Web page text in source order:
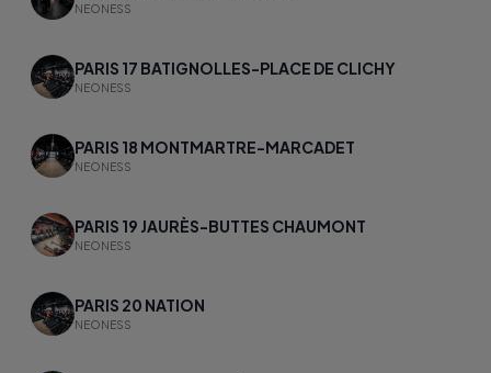
NEONESS
PARIS 17 BATIGNOLLES-PLACE DE CLICHY
NEONESS
PARIS 18 MONTMARTRE-MARCADET
NEONESS
PARIS 19 JAURÈS-BUTTES CHAUMONT
NEONESS
PARIS 20 NATION
NEONESS